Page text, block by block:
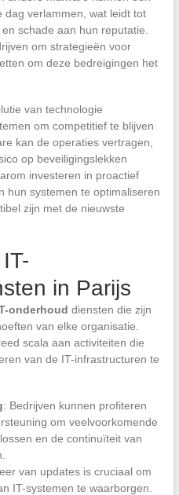
dag verlammen, wat leidt tot
schade aan hun reputatie.
om strategieën voor
om deze bedreigingen het
van technologie
om competitief te blijven
kan de operaties vertragen,
op beveiligingslekken
investeren in proactief
hun systemen te optimaliseren
zijn met de nieuwste
in Parijs
onderhoud diensten die zijn
van elke organisatie.
scala aan activiteiten die
van de IT-infrastructuren te
: Bedrijven kunnen profiteren
om veelvoorkomende
en de continuïteit van
van updates is cruciaal om
IT-systemen te waarborgen.